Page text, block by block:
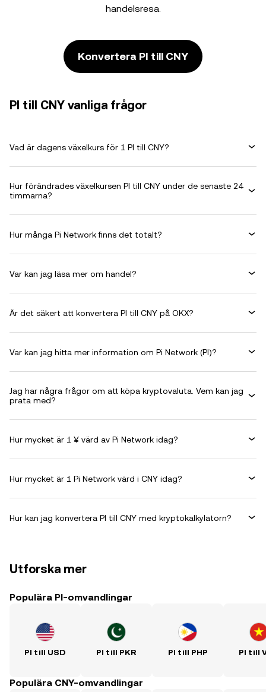
handelsresa.
Konvertera PI till CNY
PI till CNY vanliga frågor
Vad är dagens växelkurs för 1 PI till CNY?
Hur förändrades växelkursen PI till CNY under de senaste 24
timmarna?
Hur många Pi Network finns det totalt?
Var kan jag läsa mer om handel?
Är det säkert att konvertera PI till CNY på OKX?
Var kan jag hitta mer information om Pi Network (PI)?
Jag har några frågor om att köpa kryptovaluta. Vem kan jag
prata med?
Hur mycket är 1 ¥ värd av Pi Network idag?
Hur mycket är 1 Pi Network värd i CNY idag?
Hur kan jag konvertera PI till CNY med kryptokalkylatorn?
Utforska mer
Populära PI-omvandlingar
PI till USD PI till PKR PI till PHP PI till
Populära CNY-omvandlingar